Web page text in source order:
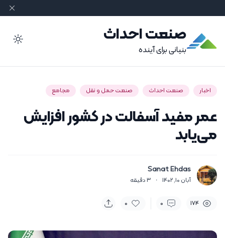
صنعت احداث
بنیانی برای آینده
اخبار صنعت احداث صنعت حمل و نقل مجامع
عمر مفید آسفالت در کشور افزایش
می‌یابد
Sanat Ehdas
آبان 10, 1402 ·
3دقیقه
174
0
0